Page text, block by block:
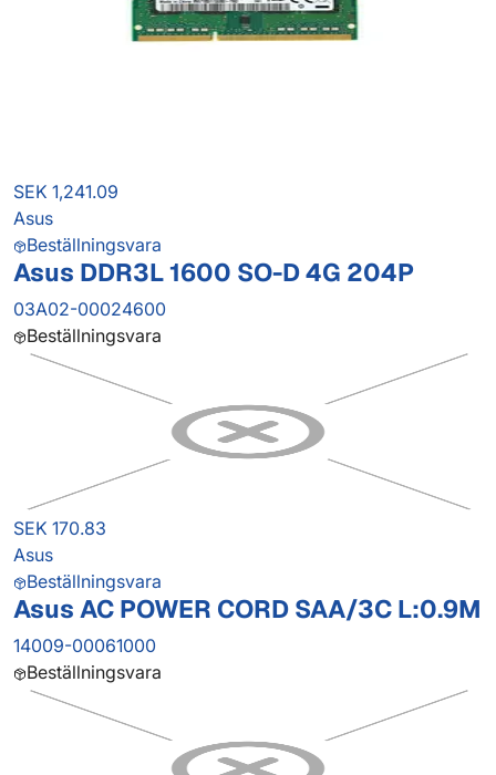
SEK 1,241.09
Asus
Beställningsvara
Asus DDR3L 1600 SO-D 4G 204P
03A02-00024600
Beställningsvara
SEK 170.83
Asus
Beställningsvara
Asus AC POWER CORD SAA/3C L:0.9M
14009-00061000
Beställningsvara